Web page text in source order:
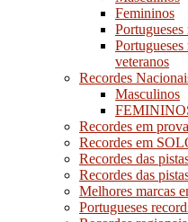
Femininos
veteranos
Recordes
Masculinos
Recordes em
Recordes em
Recordes das
Recordes das
Melhores marcas
Portugueses